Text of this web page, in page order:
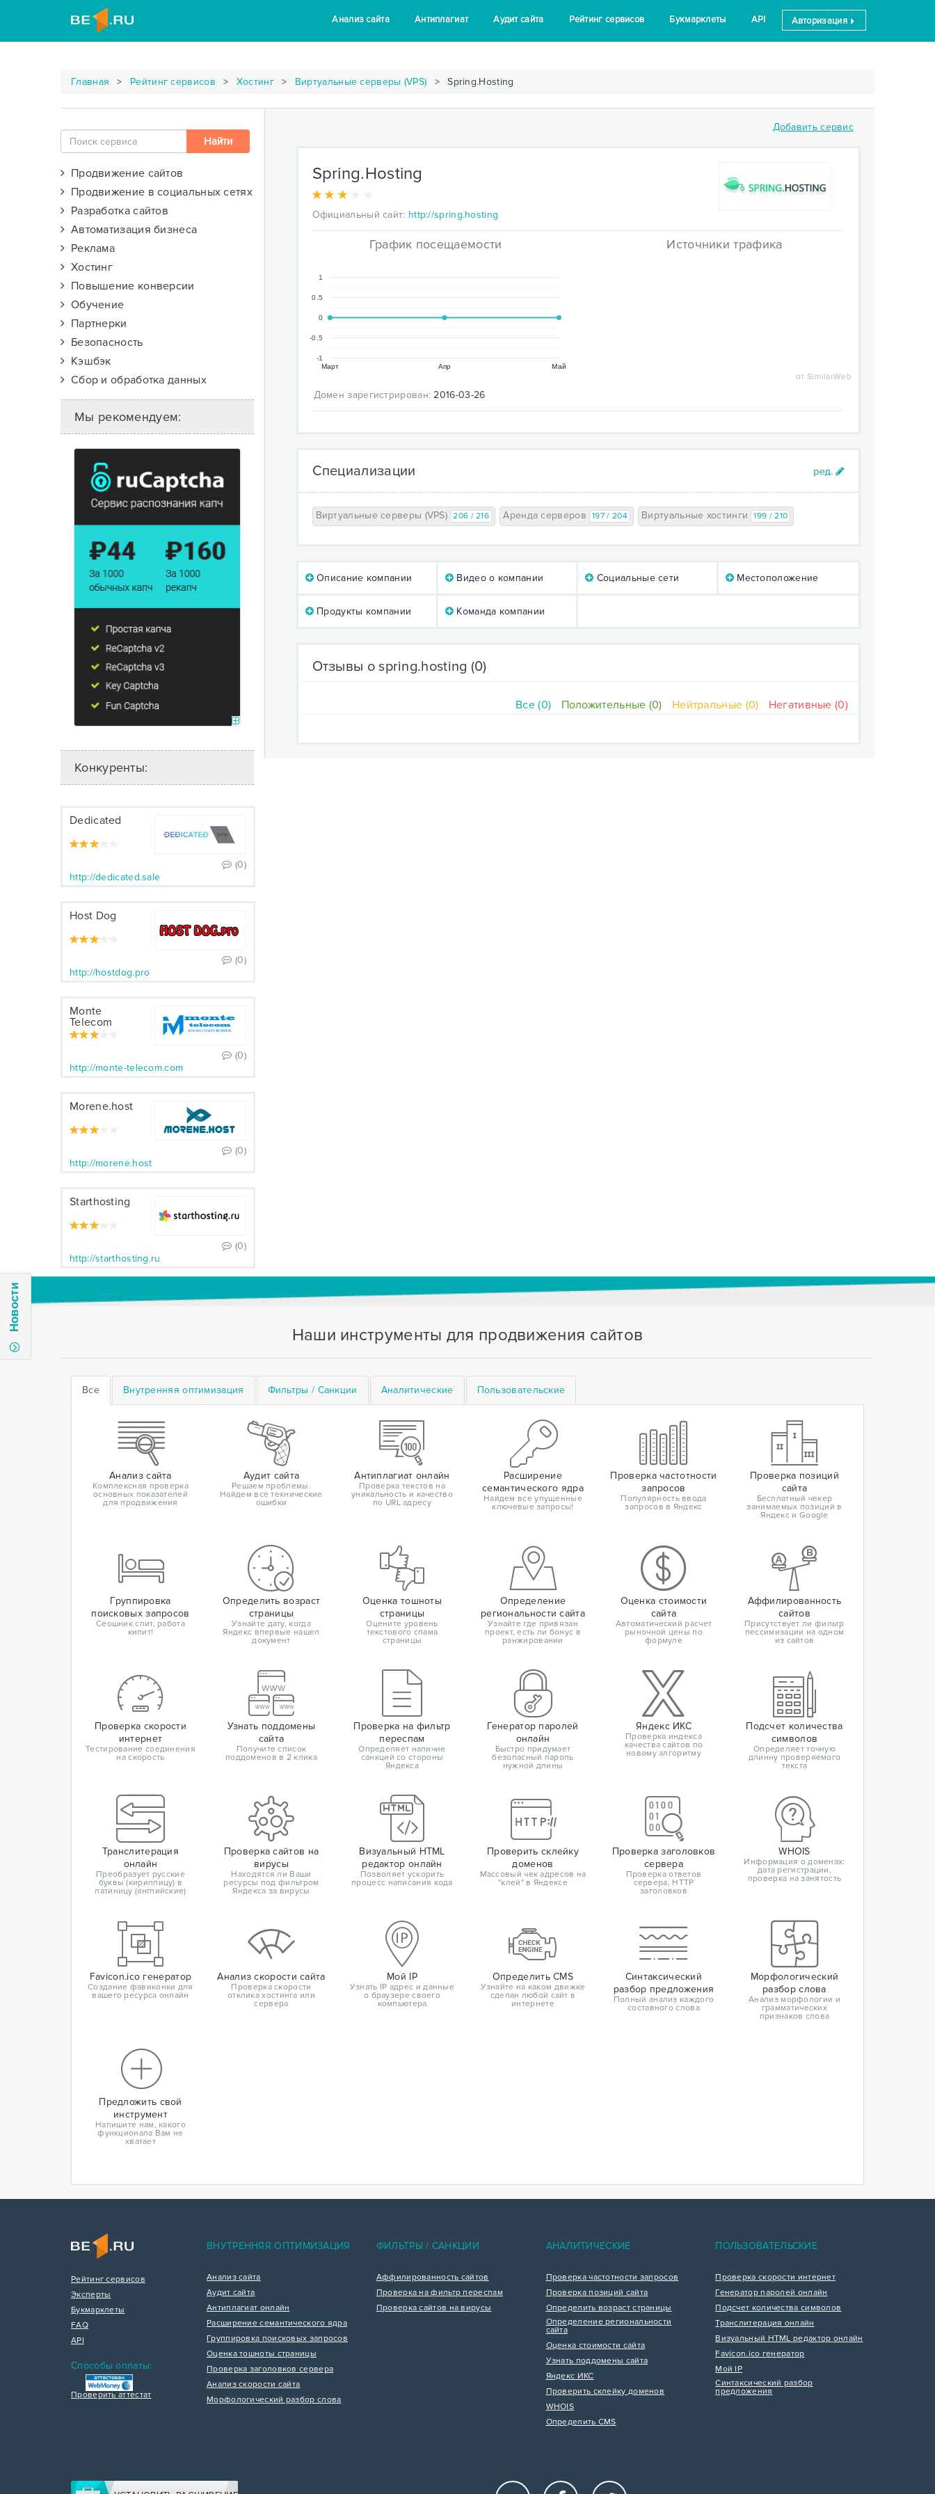
Анализ сайта Антиплагиат Аудит сайта Рейтинг сервисов Букмарклеты API Авторизация
Новости
Главная Рейтинг сервисов Хостинг Виртуальные серверы (VPS) Spring.Hosting
Продвижение сайтов
Продвижение в социальных сетях
Разработка сайтов
Автоматизация бизнеса
Реклама
Хостинг
Повышение конверсии
Обучение
Партнерки
Безопасность
Кэшбэк
Сбор и обработка данных
Мы рекомендуем:
Конкуренты:
Dedicated
(0)
http://dedicated.sale
Host Dog
(0)
http://hostdog.pro
Monte
Telecom
(0)
http://monte-telecom.com
Morene.host
(0)
http://morene.host
Starthosting
(0)
http://starthosting.ru
Добавить сервис
Spring.Hosting
Официальный сайт: http://spring.hosting
График посещаемости
Март Апр Май
-1
-0.5
0
0.5
1
Источники трафика
от SimilarWeb
Домен зарегистрирован: 2016-03-26
Специализации
Виртуальные серверы (VPS) 206 / 216 Аренда серверов 197 / 204 Виртуальные хостинги 199 / 210
Описание компании Видео о компании Социальные сети Местоположение
Продукты компании Команда компании
Отзывы о spring.hosting (0)
Все (0) Положительные (0) Нейтральные (0) Негативные (0)
Наши инструменты для продвижения сайтов
Все Внутренняя оптимизация Фильтры / Санкции Аналитические Пользовательские
Анализ сайта
Комплексная проверка
основных показателей
для продвижения
Аудит сайта
Решаем проблемы.
Найдем все технические
ошибки
Антиплагиат онлайн
Проверка текстов на
уникальность и качество
по URL адресу
Расширение
семантического ядра
Найдем все упущенные
ключевые запросы!
Проверка частотности
запросов
Популярность ввода
запросов в Яндекс
Проверка позиций
сайта
Бесплатный чекер
занимаемых позиций в
Яндекс и Google
Группировка
поисковых запросов
Сеошник спит, работа
кипит!
Определить возраст
страницы
Узнайте дату, когда
Яндекс впервые нашел
документ
Оценка тошноты
страницы
Оцените уровень
текстового спама
страницы
Определение
региональности сайта
Узнайте где привязан
проект, есть ли бонус в
ранжировании
Оценка стоимости
сайта
Автоматический расчет
рыночной цены по
формуле
Аффилированность
сайтов
Присутствует ли фильтр
пессимизации на одном
из сайтов
Проверка скорости
интернет
Тестирование соединения
на скорость
Узнать поддомены
сайта
Получите список
поддоменов в 2 клика
Проверка на фильтр
переспам
Определяет наличие
санкций со стороны
Яндекса
Генератор паролей
онлайн
Быстро придумает
безопасный пароль
нужной длины
Яндекс ИКС
Проверка индекса
качества сайтов по
новому алгоритму
Подсчет количества
символов
Определяет точную
длинну проверяемого
текста
Транслитерация
онлайн
Преобразует русские
буквы (кириллицу) в
латиницу (английские)
Проверка сайтов на
вирусы
Находятся ли Ваши
ресурсы под фильтром
Яндекса за вирусы
Визуальный HTML
редактор онлайн
Позволяет ускорить
процесс написания кода
Проверить склейку
доменов
Массовый чек адресов на
"клей" в Яндексе
Проверка заголовков
сервера
Проверка ответов
сервера, HTTP
заголовков
WHOIS
Информация о доменах:
дата регистрации,
проверка на занятость
Favicon.ico генератор
Создание фавиконки для
вашего ресурса онлайн
Анализ скорости сайта
Проверка скорости
отклика хостинга или
сервера
Мой IP
Узнать IP адрес и данные
о браузере своего
компьютера
Определить CMS
Узнайте на каком движке
сделан любой сайт в
интернете
Синтаксический
разбор предложения
Полный анализ каждого
составного слова
Морфологический
разбор слова
Анализ морфологии и
грамматических
признаков слова
Предложить свой
инструмент
Напишите нам, какого
функционала Вам не
хватает
Рейтинг сервисов
Эксперты
Букмарклеты
FAQ
API
Способы оплаты:
Проверить аттестат
ВНУТРЕННЯЯ ОПТИМИЗАЦИЯ
Анализ сайта
Аудит сайта
Антиплагиат онлайн
Расширение семантического ядра
Группировка поисковых запросов
Оценка тошноты страницы
Проверка заголовков сервера
Анализ скорости сайта
Морфологический разбор слова
ФИЛЬТРЫ / САНКЦИИ
Аффилированность сайтов
Проверка на фильтр переспам
Проверка сайтов на вирусы
АНАЛИТИЧЕСКИЕ
Проверка частотности запросов
Проверка позиций сайта
Определить возраст страницы
Определение региональности
сайта
Оценка стоимости сайта
Узнать поддомены сайта
Яндекс ИКС
Проверить склейку доменов
WHOIS
Определить CMS
ПОЛЬЗОВАТЕЛЬСКИЕ
Проверка скорости интернет
Генератор паролей онлайн
Подсчет количества символов
Транслитерация онлайн
Визуальный HTML редактор онлайн
Favicon.ico генератор
Мой IP
Синтаксический разбор
предложения